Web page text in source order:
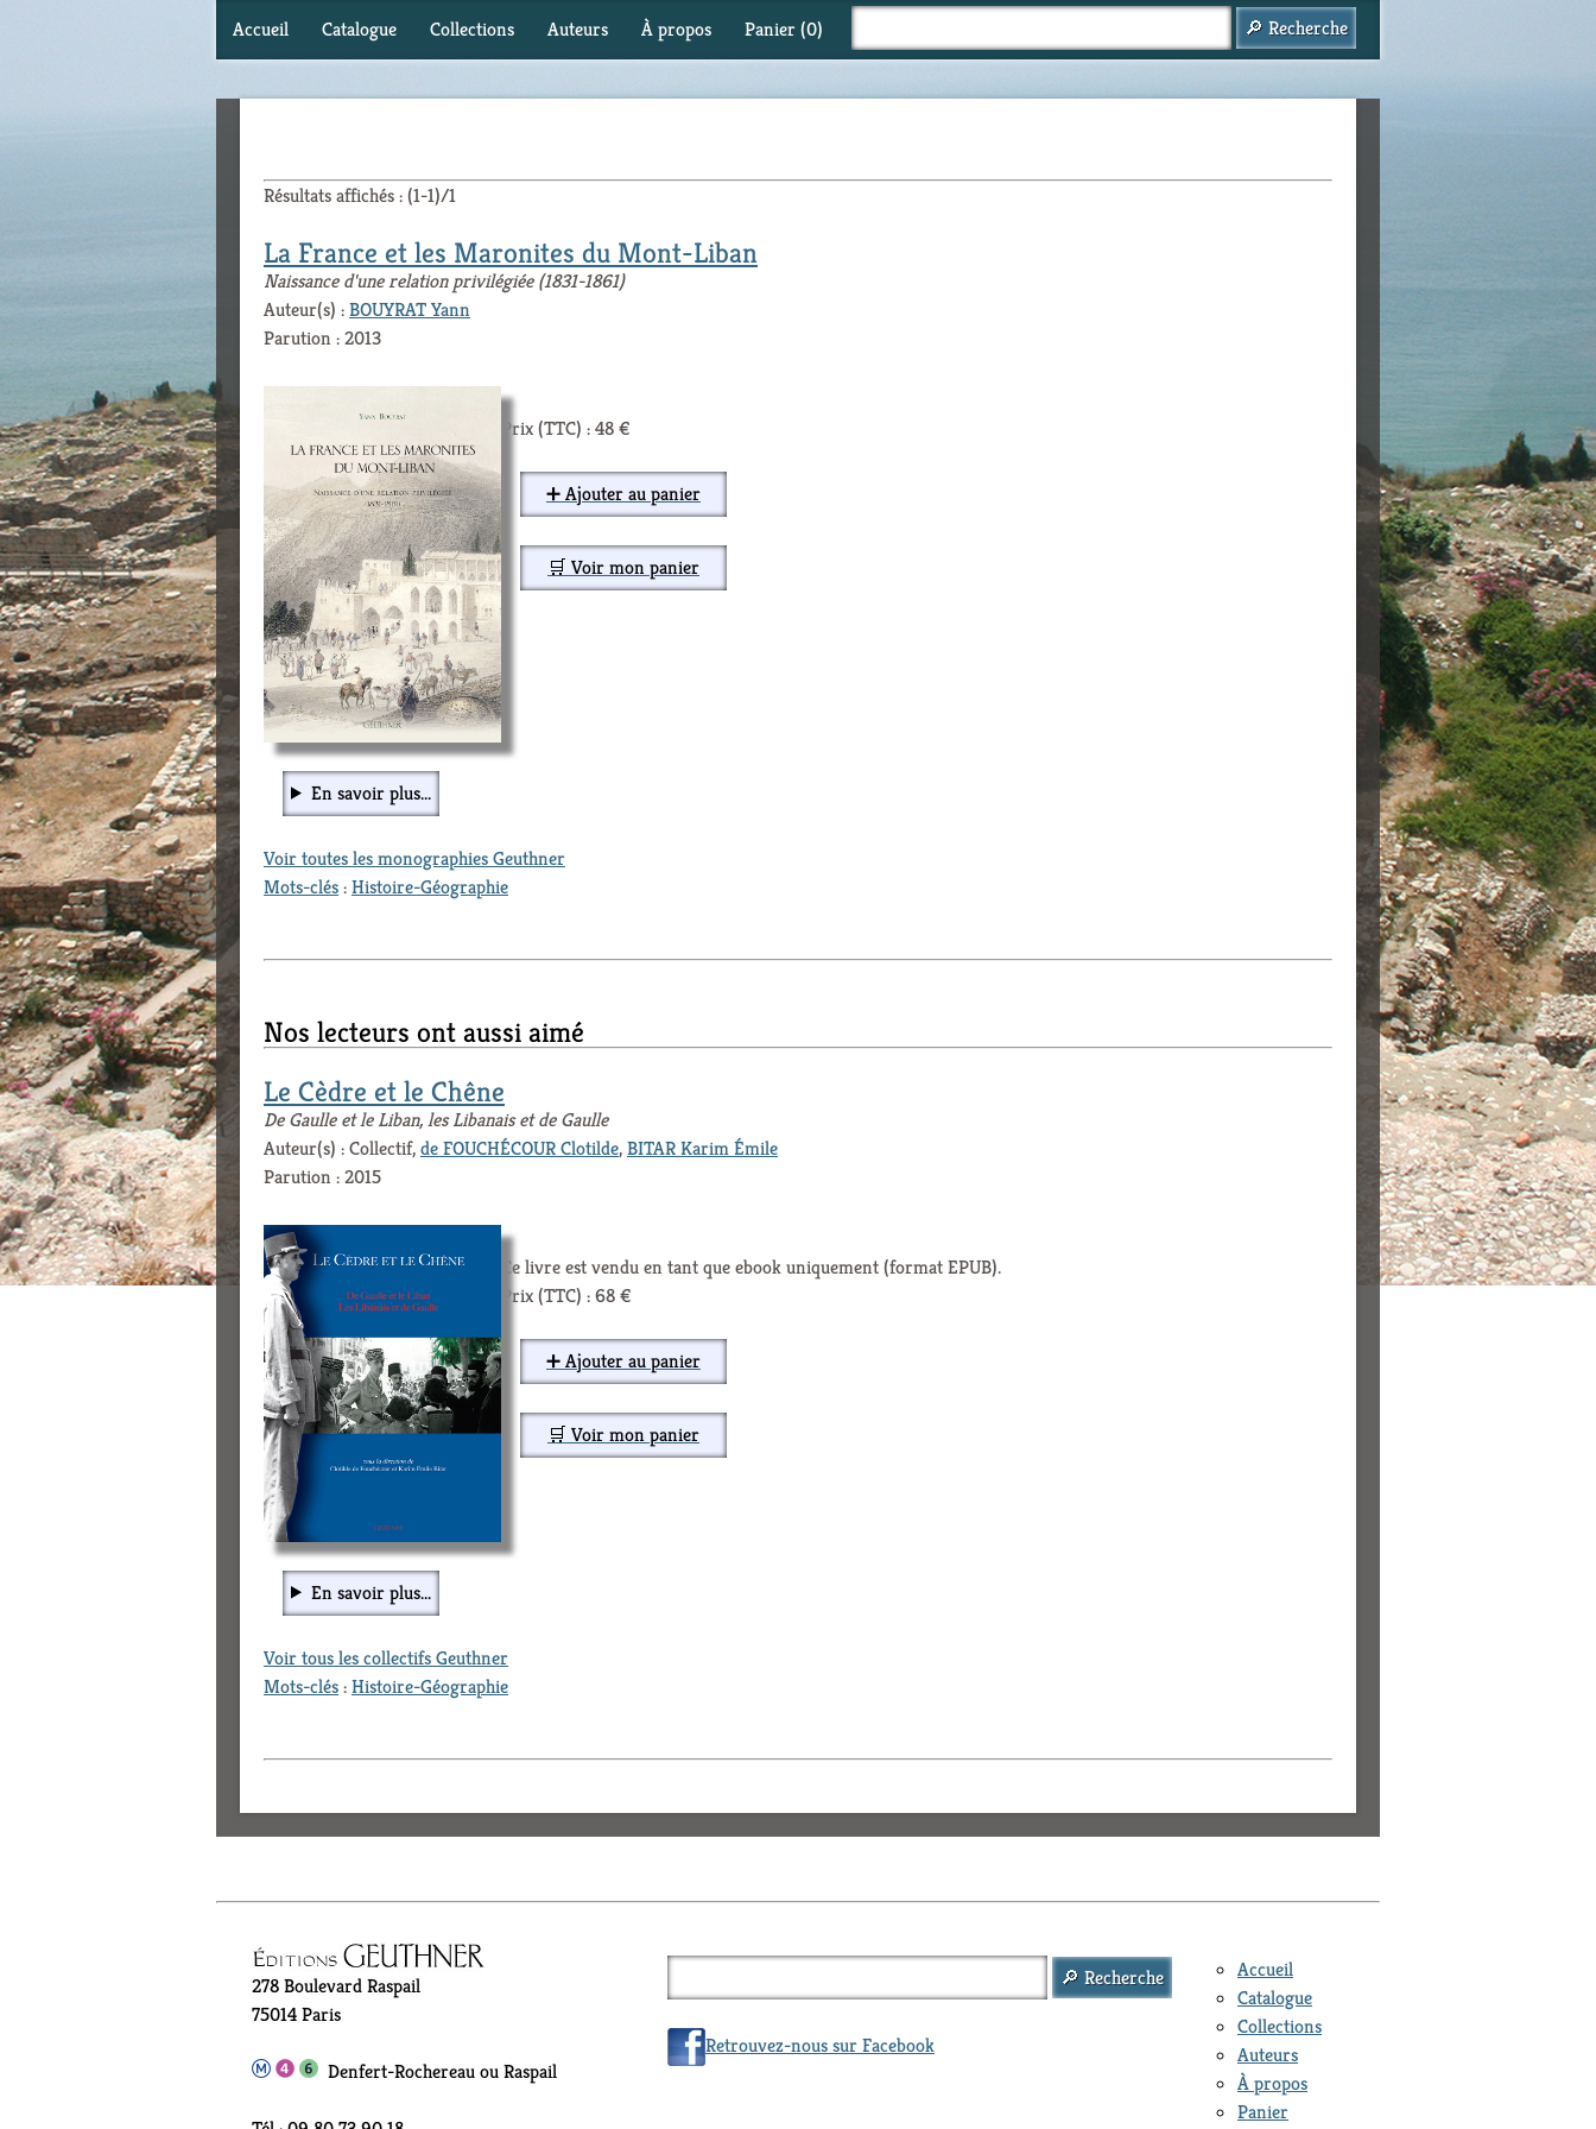
Accueil Catalogue Collections Auteurs À propos Panier (0)
Résultats affichés : (1-1)/1
La France et les Maronites du Mont-Liban
Naissance d'une relation privilégiée (1831-1861)
Auteur(s) :BOUYRAT Yann
Parution : 2013
Prix (TTC) : 48 €
➕ Ajouter au panier
🛒 Voir mon panier
En savoir plus...
Voir toutes les monographies Geuthner
Mots-clés:Histoire-Géographie
Nos lecteurs ont aussi aimé
Le Cèdre et le Chêne
De Gaulle et le Liban, les Libanais et de Gaulle
Auteur(s) : Collectif,de FOUCHÉCOUR Clotilde,BITAR Karim Émile
Parution : 2015
Ce livre est vendu en tant que ebook uniquement (format EPUB).
Prix (TTC) : 68 €
➕ Ajouter au panier
🛒 Voir mon panier
En savoir plus...
Voir tous les collectifs Geuthner
Mots-clés:Histoire-Géographie
278 Boulevard Raspail
75014 Paris
Denfert-Rochereau ou Raspail
Accueil
Catalogue
Collections
Auteurs
À propos
Panier
Retrouvez-nous sur Facebook